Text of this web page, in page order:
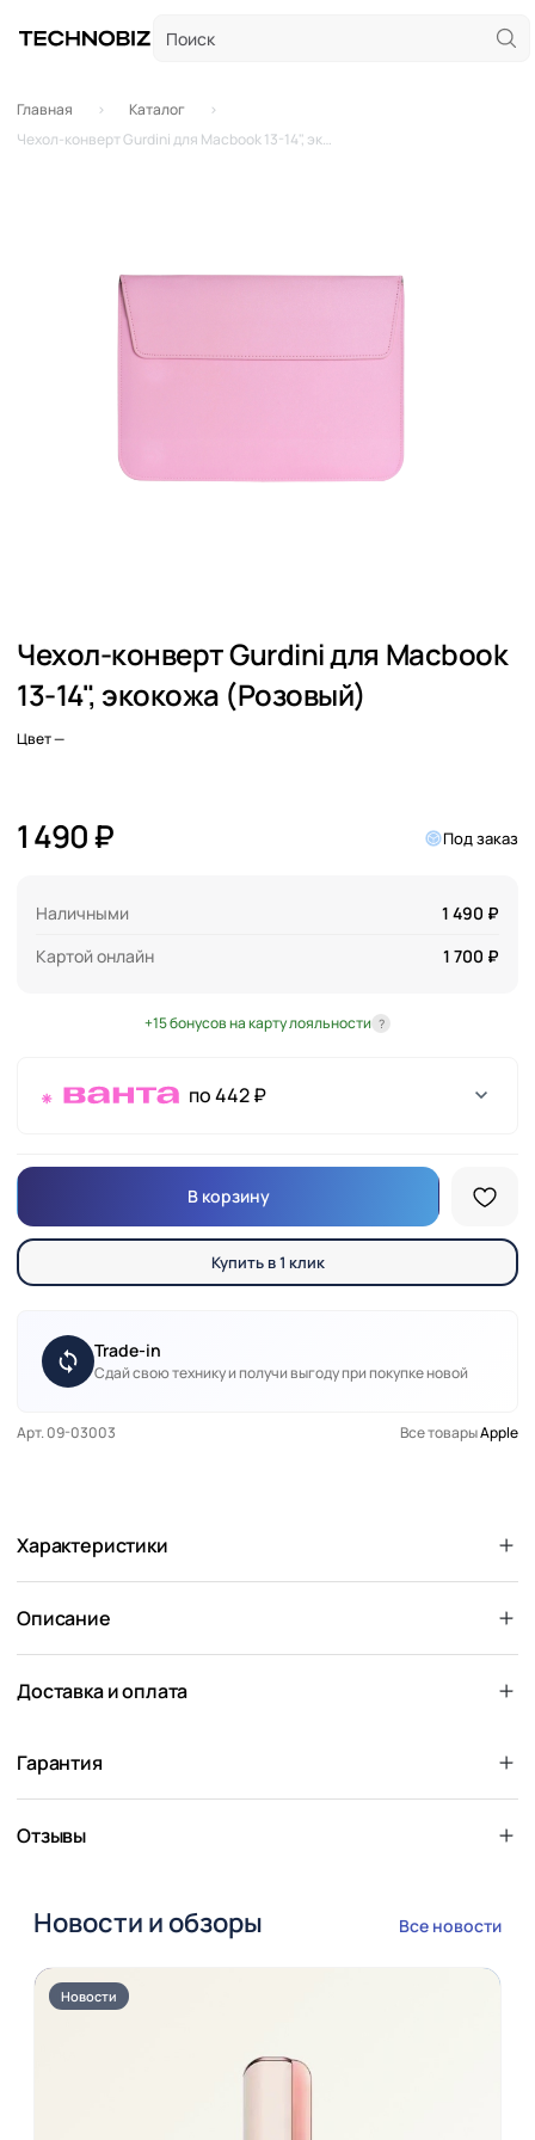
Главная
Каталог
Чехол-конверт Gurdini для Macbook 13-14", экокожа (Розовый)
Чехол-конверт Gurdini для Macbook
13-14", экокожа (Розовый)
Цвет—
1 490 ₽ Под заказ
Наличными
1 490 ₽
Картой онлайн
1 700 ₽
+15 бонусов на карту лояльности ?
по 442 ₽
В корзину
Купить в 1 клик
Trade-in
Сдай свою технику и получи выгоду при покупке новой
Арт. 09-03003 Все товарыApple
Характеристики
Описание
Доставка и оплата
Гарантия
Отзывы
Новости и обзоры Все новости
Новости